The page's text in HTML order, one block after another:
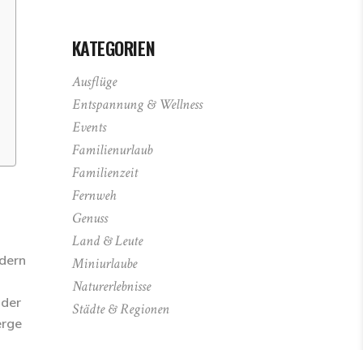
KATEGORIEN
Ausflüge
Entspannung & Wellness
Events
Familienurlaub
Familienzeit
Fernweh
Genuss
Land & Leute
Miniurlaube
Naturerlebnisse
Städte & Regionen